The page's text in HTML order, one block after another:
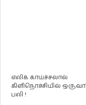
எலிக் காய்ச்சலால்
கிளிநொச்சியில் ஒருவா்
பலி !